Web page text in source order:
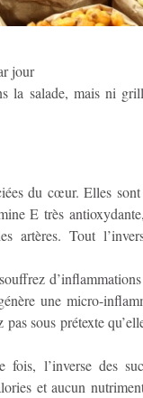
jour
la salade, mais ni
du cœur. Elles
E très
artères. Tout
une micro-
sous prétexte
fois, l’inverse des
et aucun